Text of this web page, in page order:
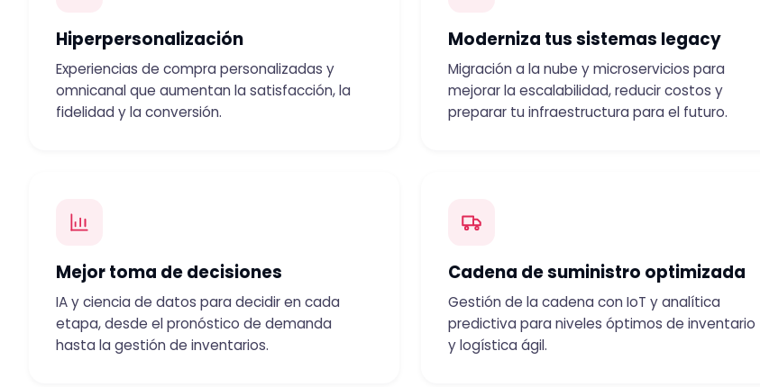
Hiperpersonalización
Experiencias de compra personalizadas y
omnicanal que aumentan la satisfacción, la
fidelidad y la conversión.
Moderniza tus sistemas legacy
Migración a la nube y microservicios para
mejorar la escalabilidad, reducir costos y
preparar tu infraestructura para el futuro.
Mejor toma de decisiones
IA y ciencia de datos para decidir en cada
etapa, desde el pronóstico de demanda
hasta la gestión de inventarios.
Cadena de suministro optimizada
Gestión de la cadena con IoT y analítica
predictiva para niveles óptimos de inventario
y logística ágil.